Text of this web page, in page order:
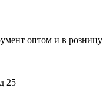
оптом и в розницу
25